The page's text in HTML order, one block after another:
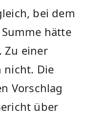
bei dem
hätte
Zu einer
nicht. Die
Vorschlag
über